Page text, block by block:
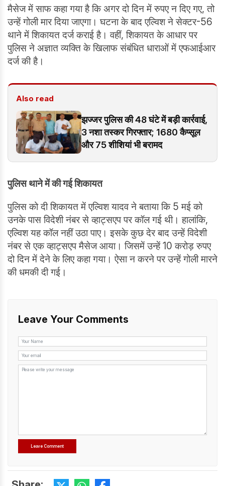
मैसेज में साफ कहा गया है कि अगर दो दिन में रुपए न दिए गए, तो
उन्हें गोली मार दिया जाएगा। घटना के बाद एल्विश ने सेक्टर-56
थाने में शिकायत दर्ज कराई है। वहीं, शिकायत के आधार पर
पुलिस ने अज्ञात व्यक्ति के खिलाफ संबंधित धाराओं में एफआईआर
दर्ज की है।
Also read
झज्जर पुलिस की 48 घंटे में बड़ी कार्रवाई,
3 नशा तस्कर गिरफ्तार; 1680 कैप्सूल
और 75 शीशियां भी बरामद
पुलिस थाने में की गई शिकायत
पुलिस को दी शिकायत में एल्विश यादव ने बताया कि 5 मई को
उनके पास विदेशी नंबर से व्हाट्सएप पर कॉल गई थी। हालांकि,
एल्विश यह कॉल नहीं उठा पाए। इसके कुछ देर बाद उन्हें विदेशी
नंबर से एक व्हाट्सएप मैसेज आया। जिसमें उन्हें 10 करोड़ रुपए
दो दिन में देने के लिए कहा गया। ऐसा न करने पर उन्हें गोली मारने
की धमकी दी गई।
Leave Your Comments